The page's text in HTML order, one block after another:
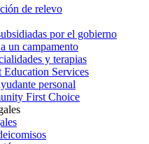
de relevo
por el gobierno
un campamento
y terapias
Services
personal
First Choice